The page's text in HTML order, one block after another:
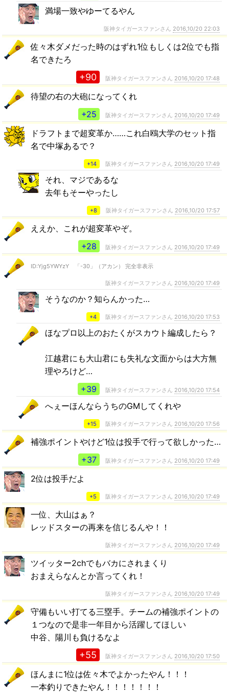
満場一致やゆーてるやん
阪神タイガースファンさん 2016,10/20 22:03
佐々木ダメだった時のはずれ1位もしくは2位でも指
名できたろ
+90 阪神タイガースファンさん 2016,10/20 17:48
待望の右の大砲になってくれ
+25
阪神タイガースファンさん 2016,10/20 17:49
ドラフトまで超変革か……これ白鴎大学のセット指
名で中塚あるで？
+14 阪神タイガースファンさん 2016,10/20 17:49
それ、マジであるな
去年もそーやったし
+8 阪神タイガースファンさん 2016,10/20 17:57
ええか、これが超変革やぞ。
+28
阪神タイガースファンさん 2016,10/20 17:49
ID:Yjg5YWYzY 「-30」（アカン） 完全非表示
阪神タイガースファンさん 2016,10/20 17:49
そうなのか？知らんかった…
+4 阪神タイガースファンさん 2016,10/20 17:53
ほなプロ以上のおたくがスカウト編成したら？
江越君にも大山君にも失礼な文面からは大方無
理やろけど…
+39
阪神タイガースファンさん 2016,10/20 17:54
へぇーほんならうちのGMしてくれや
+15 阪神タイガースファンさん 2016,10/20 17:56
補強ポイントやけど1位は投手で行って欲しかった…
+37
阪神タイガースファンさん 2016,10/20 17:49
2位は投手だよ
+5 阪神タイガースファンさん 2016,10/20 17:49
一位、大山はぁ？
レッドスターの再来を信じるんや！！
阪神タイガースファンさん 2016,10/20 17:49
ツイッター2chでもバカにされまくり
おまえらなんとか言ってくれ！
阪神タイガースファンさん 2016,10/20 17:49
守備もいい打てる三塁手。チームの補強ポイントの
１つなので是非一年目から活躍してほしい
中谷、陽川も負けるなよ
+55 阪神タイガースファンさん 2016,10/20 17:50
ほんまに1位は佐々木でよかったやん！！！
一本釣りできたやん！！！！！！！